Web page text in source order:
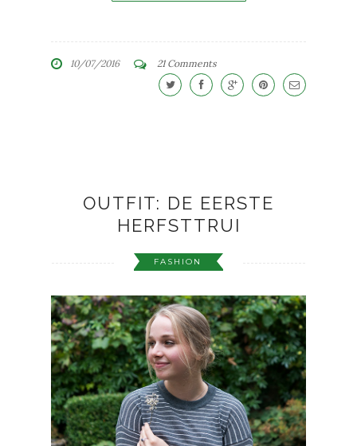
10/07/2016 21 Comments
OUTFIT: DE EERSTE
HERFSTTRUI
FASHION